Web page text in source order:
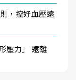
，控好血壓遠
壓力」 遠離